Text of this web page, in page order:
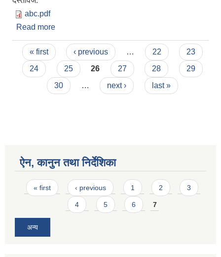
abc.pdf
Read more
Pages
« first ‹ previous … 22
23
24
25 26 27 28
29
30
… next › last »
ऐन, कानुन तथा निर्देशिका
Pages
« first ‹ previous 1 2 3
4 5 6 7
अन्य